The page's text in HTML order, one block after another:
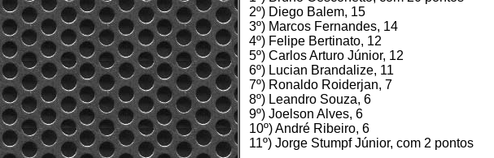
2º) Diego Balem, 15
3º) Marcos Fernandes, 14
4º) Felipe Bertinato, 12
5º) Carlos Arturo Júnior, 12
6º) Lucian Brandalize, 11
7º) Ronaldo Roiderjan, 7
8º) Leandro Souza, 6
9º) Joelson Alves, 6
10º) André Ribeiro, 6
11º) Jorge Stumpf Júnior, com 2 pontos